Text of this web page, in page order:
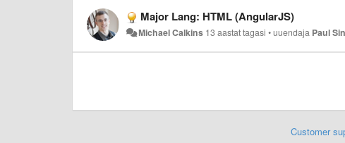
Major Lang: HTML (AngularJS)
Michael Calkins 13 aastat tagasi •uuendaja Paul
Customer